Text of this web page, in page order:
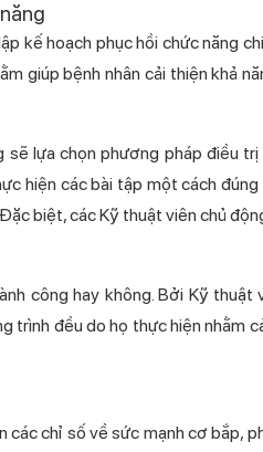
kế hoạch phục hồi chức năng
giúp bệnh nhân cải thiện khả
lựa chọn phương pháp điều
hiện các bài tập một cách
biệt, các Kỹ thuật viên chủ
công hay không. Bởi Kỹ thuật
đều do họ thực hiện nhằm
chỉ số về sức mạnh cơ bắp,